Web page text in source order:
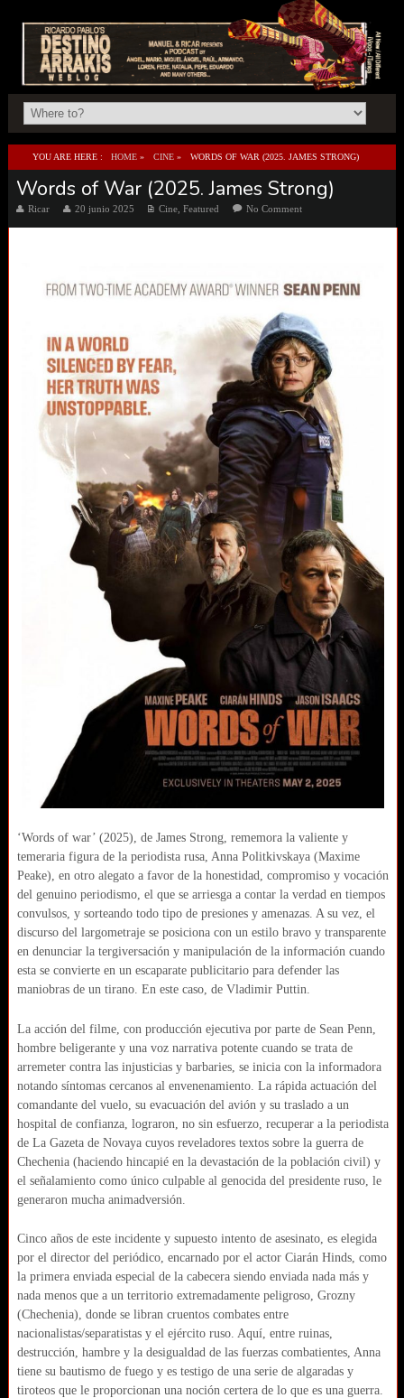
YOU ARE HERE : HOME » CINE » WORDS OF WAR (2025. JAMES STRONG)
Words of War (2025. James Strong)
Ricar 20 junio 2025 Cine, Featured No Comment
‘Words of war’ (2025), de James Strong, rememora la valiente y
temeraria figura de la periodista rusa, Anna Politkivskaya (Maxime
Peake), en otro alegato a favor de la honestidad, compromiso y vocación
del genuino periodismo, el que se arriesga a contar la verdad en tiempos
convulsos, y sorteando todo tipo de presiones y amenazas. A su vez, el
discurso del largometraje se posiciona con un estilo bravo y transparente
en denunciar la tergiversación y manipulación de la información cuando
esta se convierte en un escaparate publicitario para defender las
maniobras de un tirano. En este caso, de Vladimir Puttin.
La acción del filme, con producción ejecutiva por parte de Sean Penn,
hombre beligerante y una voz narrativa potente cuando se trata de
arremeter contra las injusticias y barbaries, se inicia con la informadora
notando síntomas cercanos al envenenamiento. La rápida actuación del
comandante del vuelo, su evacuación del avión y su traslado a un
hospital de confianza, lograron, no sin esfuerzo, recuperar a la periodista
de La Gazeta de Novaya cuyos reveladores textos sobre la guerra de
Chechenia (haciendo hincapié en la devastación de la población civil) y
el señalamiento como único culpable al genocida del presidente ruso, le
generaron mucha animadversión.
Cinco años de este incidente y supuesto intento de asesinato, es elegida
por el director del periódico, encarnado por el actor Ciarán Hinds, como
la primera enviada especial de la cabecera siendo enviada nada más y
nada menos que a un territorio extremadamente peligroso, Grozny
(Chechenia), donde se libran cruentos combates entre
nacionalistas/separatistas y el ejército ruso. Aquí, entre ruinas,
destrucción, hambre y la desigualdad de las fuerzas combatientes, Anna
tiene su bautismo de fuego y es testigo de una serie de algaradas y
tiroteos que le proporcionan una noción certera de lo que es una guerra.